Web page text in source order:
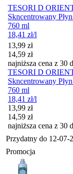
TESORI D
Skncentrowany
760 ml
18,41 zł/l
Cena promocyjna
13,99 zł
14,59 zł
najniższa cena z 30
TESORI D
Skncentrowany
760 ml
18,41 zł/l
Cena promocyjna
13,99 zł
14,59 zł
najniższa cena z 30
Przydatny do 12-07-
Promocja